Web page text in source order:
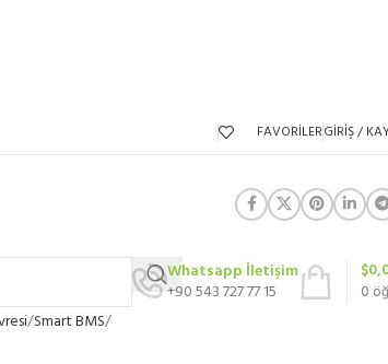
FAVORILERGIRIŞ /
Whatsapp İletişim
+90 543 727 77 15
0
$
Smart BMS